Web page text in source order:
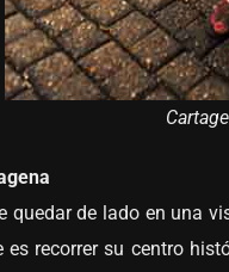
quedar de lado en una
es recorrer su centro